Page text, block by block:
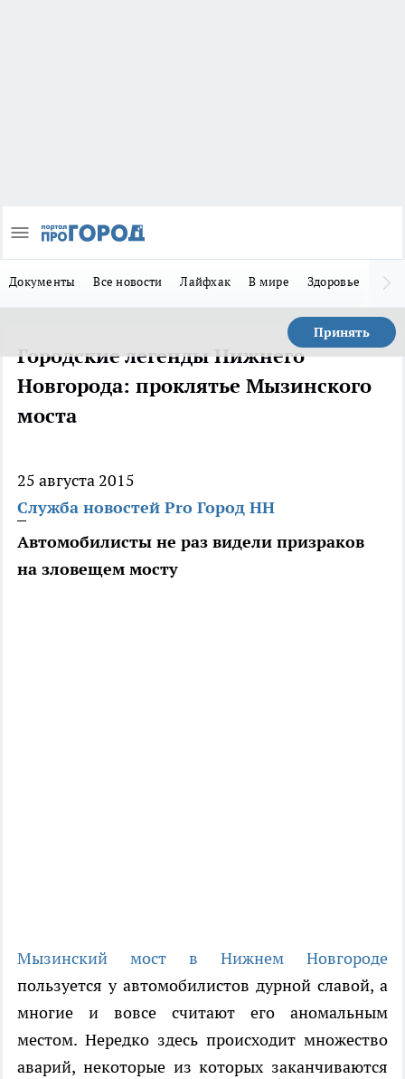
Документы Все новости Лайфхак В мире Здоровье
Принять
Городские легенды Нижнего
Новгорода: проклятье Мызинского
моста
25 августа 2015
Служба новостей Pro Город НН
Автомобилисты не раз видели призраков
на зловещем мосту
Мызинский мост в Нижнем Новгороде
пользуется у автомобилистов дурной славой, а
многие и вовсе считают его аномальным
местом. Нередко здесь происходит множество
аварий, некоторые из которых заканчиваются